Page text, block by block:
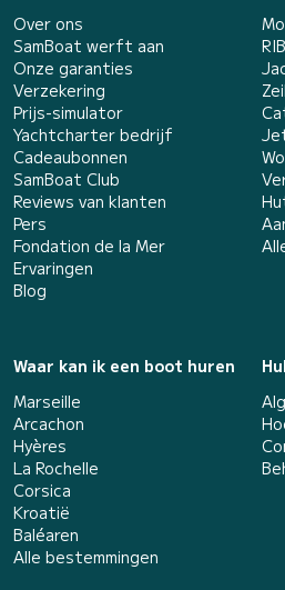
Over ons
SamBoat werft aan
Onze garanties
Verzekering
Prijs-simulator
Yachtcharter bedrijf
Cadeaubonnen
SamBoat Club
Reviews van klanten
Pers
Fondation de la Mer
Ervaringen
Blog
Waar kan ik een boot huren
Marseille
Arcachon
Hyères
La Rochelle
Corsica
Kroatië
Baléaren
Alle bestemmingen